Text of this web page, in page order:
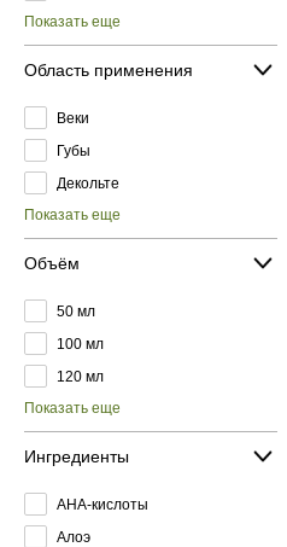
Показать еще
Область применения
Веки
Губы
Декольте
Показать еще
Объём
50 мл
100 мл
120 мл
Показать еще
Ингредиенты
AHA-кислоты
Алоэ